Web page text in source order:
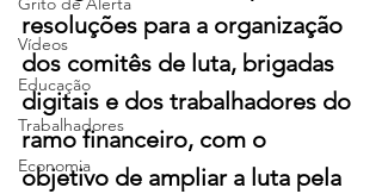
Vídeos
Educação
Trabalhadores
Economia
resoluções para a organização
dos comitês de luta, brigadas
digitais e dos trabalhadores do
ramo financeiro, com o
objetivo de ampliar a luta pela